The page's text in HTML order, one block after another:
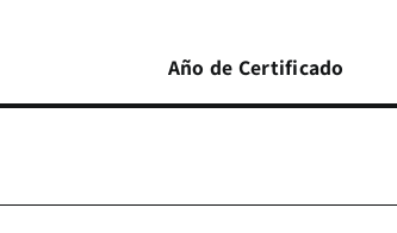
Año de Certificado